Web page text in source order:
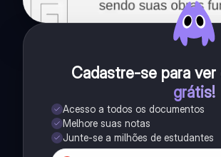
Cadastre-se para
grátis!
Acesso a todos os documentos
Melhore suas notas
Junte-se a milhões de estudantes